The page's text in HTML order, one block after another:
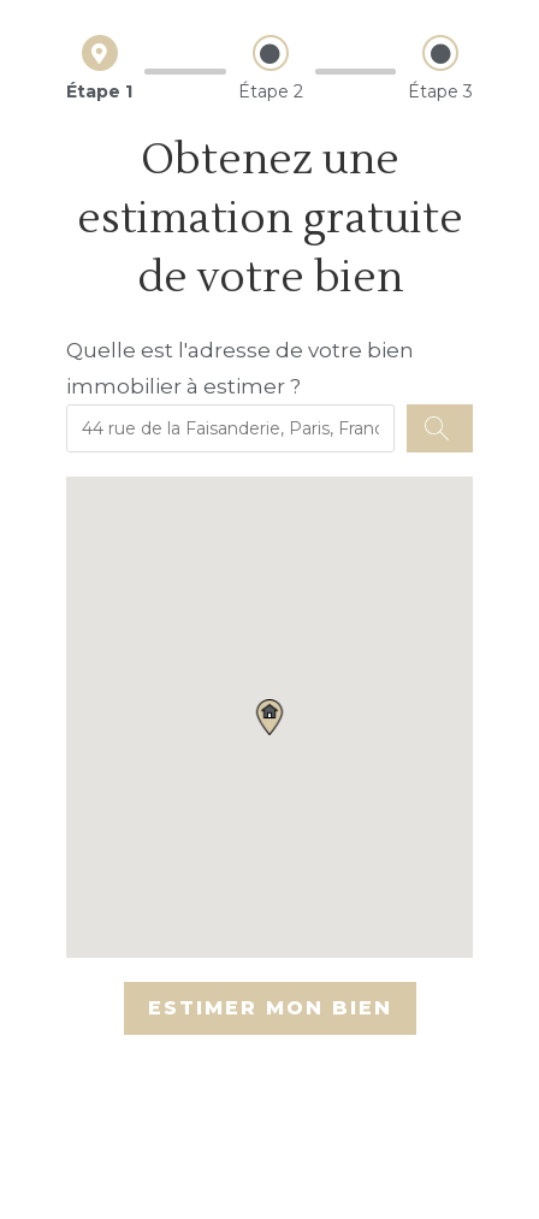
Étape 1 Étape 2 Étape 3
Obtenez une
estimation gratuite
de votre bien
Quelle est l'adresse de votre bien
immobilier à estimer ?